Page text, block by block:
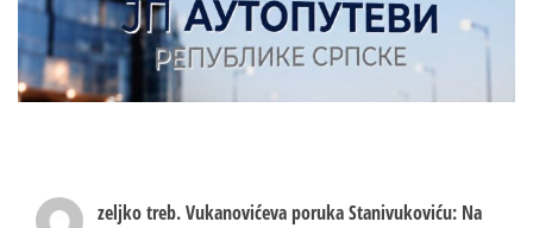
zeljko treb.Vukanovićeva poruka Stanivukoviću: Na